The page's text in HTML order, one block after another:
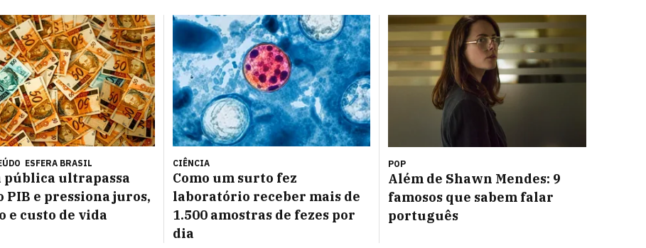
ESFERA BRASIL
pública ultrapassa
PIB e pressiona juros,
e custo de vida
CIÊNCIA
Como um surto fez
laboratório receber mais de
1.500 amostras de fezes por
dia
POP
Além de Shawn Mendes: 9
famosos que sabem falar
português